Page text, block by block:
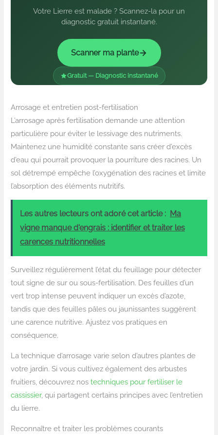
Votre Lierre est malade ? Scannez-la pour un
diagnostic gratuit instantané.
Scanner ma plante
Gratuit — Diagnostic instantané
Arrosage et entretien post-fertilisation
L’arrosage après fertilisation demande une attention
particulière pour éviter le lessivage des nutriments.
Maintenez une humidité constante sans créer d’excès
d’eau qui pourrait provoquer la pourriture des racines. Un
sol détrempé empêche l’oxygénation des racines et limite
l’absorption des éléments nutritifs.
Les autres lecteurs ont adoré cet article : Ma
vigne manque d'engrais : identifier et traiter les
carences nutritionnelles
Surveillez régulièrement l’état du feuillage pour détecter
tout signe de sur ou sous-fertilisation. Des feuilles d’un
vert trop intense peuvent indiquer un excès d’azote,
tandis que des feuilles pâles ou jaunissantes suggèrent
une carence nutritive. Ajustez vos pratiques en
conséquence.
La technique d’arrosage varie selon d’autres plantes de
votre jardin. Si vous cultivez également des arbustes
fruitiers, découvrez nostechniques pour fertiliser le
cassissier, qui partagent certains principes avec l’entretien
du lierre.
Reconnaître et traiter les problèmes courants